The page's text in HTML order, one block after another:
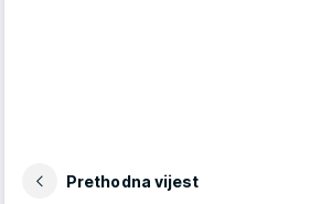
Prethodna vijest